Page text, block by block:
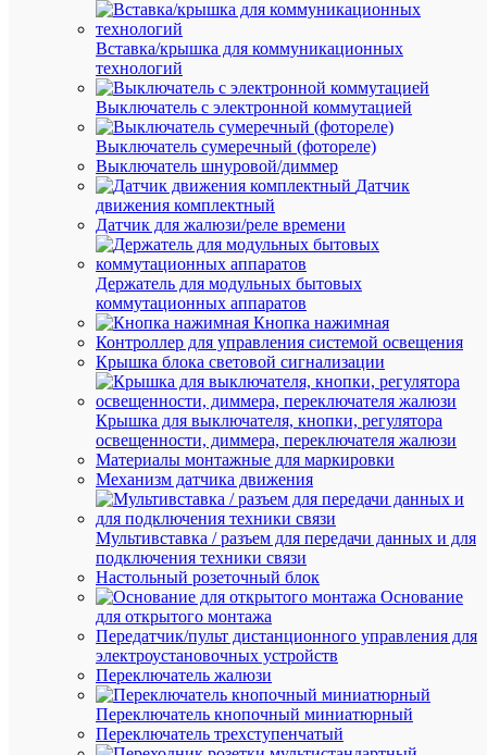
Вставка/крышка для коммуникационных
технологий
Выключатель с электронной коммутацией
Выключатель сумеречный (фотореле)
Выключатель шнуровой/диммер
Датчик
движения комплектный
Датчик для жалюзи/реле времени
Держатель для модульных бытовых
коммутационных аппаратов
Кнопка нажимная
Контроллер для управления системой освещения
Крышка блока световой сигнализации
Крышка для выключателя, кнопки, регулятора
освещенности, диммера, переключателя жалюзи
Материалы монтажные для маркировки
Механизм датчика движения
Мультивставка / разъем для передачи данных и для
подключения техники связи
Настольный розеточный блок
Основание
для открытого монтажа
Передатчик/пульт дистанционного управления для
электроустановочных устройств
Переключатель жалюзи
Переключатель кнопочный миниатюрный
Переключатель трехступенчатый
sak-
35
В
шт.)
sak-
Бренд
Цена:
/